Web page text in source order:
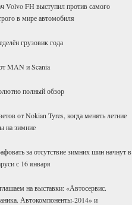
Volvo FH выступил против самого
в мире автомобиля
грузовик года
MAN и Scania
полный обзор
от Nokian Tyres, когда менять летние
на зимние
за отсутствие зимних шин начнут в
с 16 января
на выставки: «Автосервис.
Автокомпоненты-2014» и